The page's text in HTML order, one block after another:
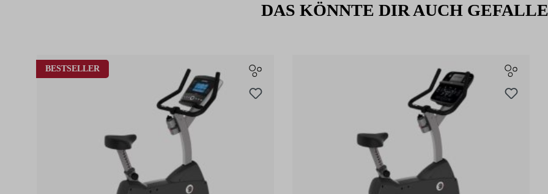
DAS KÖNNTE DIR AUCH
Produktgalerie überspringen
BESTSELLER